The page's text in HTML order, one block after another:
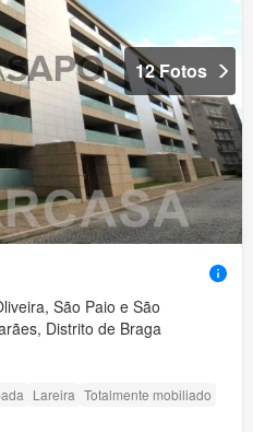
12 Fotos
São Paio e São
Distrito de Braga
Lareira Totalmente mobiliado